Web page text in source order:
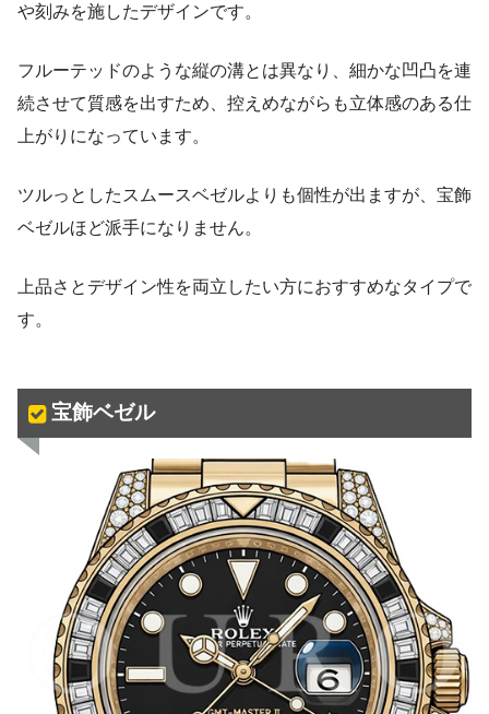
や刻みを施したデザインです。
フルーテッドのような縦の溝とは異なり、細かな凹凸を連
続させて質感を出すため、控えめながらも立体感のある仕
上がりになっています。
ツルっとしたスムースベゼルよりも個性が出ますが、宝飾
ベゼルほど派手になりません。
上品さとデザイン性を両立したい方におすすめなタイプで
す。
宝飾ベゼル